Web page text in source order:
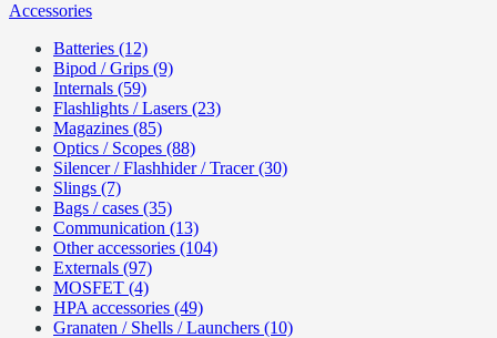
Accessories
Batteries (12)
Bipod / Grips (9)
Internals (59)
Flashlights / Lasers (23)
Magazines (85)
Optics / Scopes (88)
Silencer / Flashhider / Tracer (30)
Slings (7)
Bags / cases (35)
Communication (13)
Other accessories (104)
Externals (97)
MOSFET (4)
HPA accessories (49)
Granaten / Shells / Launchers (10)